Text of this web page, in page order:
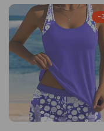
-